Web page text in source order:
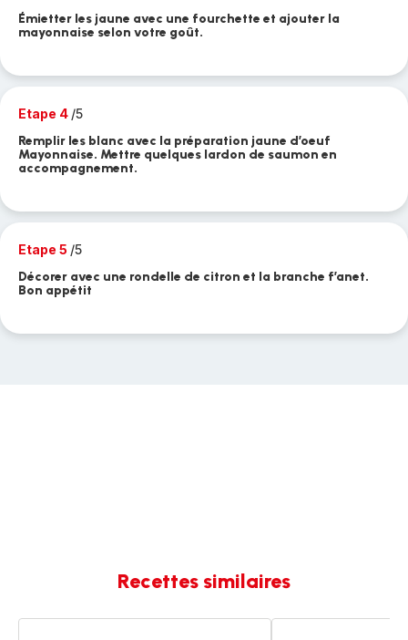
Émietter les jaune avec une fourchette et ajouter la
mayonnaise selon votre goût.
Etape 4 /5
Remplir les blanc avec la préparation jaune d’oeuf
Mayonnaise. Mettre quelques lardon de saumon en
accompagnement.
Etape 5 /5
Décorer avec une rondelle de citron et la branche f’anet.
Bon appétit
Recettes similaires